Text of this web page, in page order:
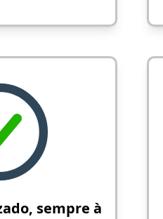
sempre à